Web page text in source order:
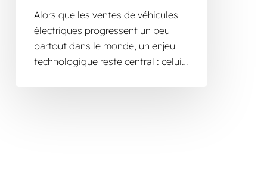
Alors que les ventes de véhicules
électriques progressent un peu
partout dans le monde, un enjeu
technologique reste central : celui…